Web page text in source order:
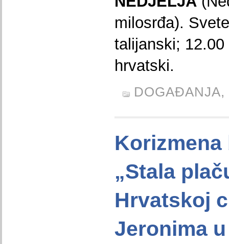
milosrđa).
talijanski;
hrvatski.
DOGAĐANJA,
„Stala
Hrvatskoj
Jeronima